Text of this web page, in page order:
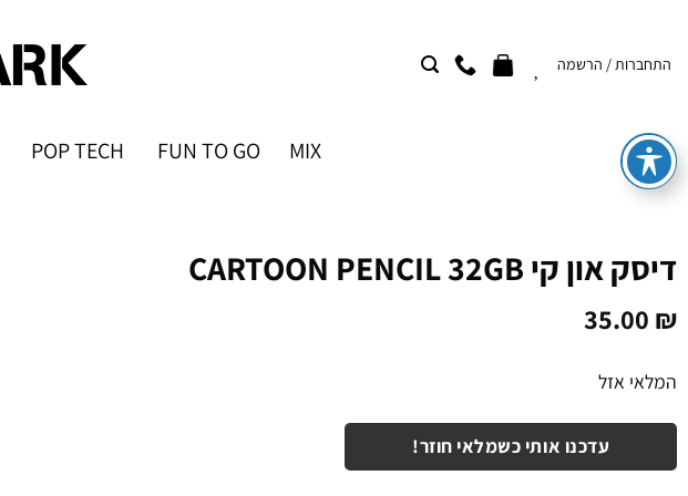
content
התחברות / הרשמה
MIX
FUN TO GO
POP TECH
דיסק און קי CARTOON PENCIL 32GB
35.00 ₪
המלאי אזל
עדכנו אותי כשמלאי חוזר!